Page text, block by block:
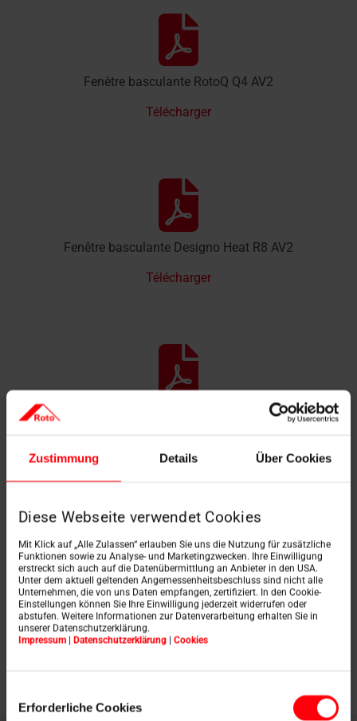
Zustimmung Details Über Cookies
Diese Webseite verwendet Cookies
Mit Klick auf „Alle Zulassen“ erlauben Sie uns die Nutzung für zusätzliche
Funktionen sowie zu Analyse- und Marketingzwecken. Ihre Einwilligung
erstreckt sich auch auf die Datenübermittlung an Anbieter in den USA.
Unter dem aktuell geltenden Angemessenheitsbeschluss sind nicht alle
Unternehmen, die von uns Daten empfangen, zertifiziert. In den Cookie-
Einstellungen können Sie Ihre Einwilligung jederzeit widerrufen oder
abstufen. Weitere Informationen zur Datenverarbeitung erhalten Sie in
unserer Datenschutzerklärung.
Impressum | Datenschutzerklärung | Cookies
Erforderliche Cookies
Fenêtre basculante RotoQ Q4 AV2
Télécharger
Fenêtre basculante Designo Heat R8 AV2
Télécharger
Fenêtre basculante à battant Designo Heat R8 comme
Télécharger
Designo R3 Sortie de toit habitable
AR1
Télécharger